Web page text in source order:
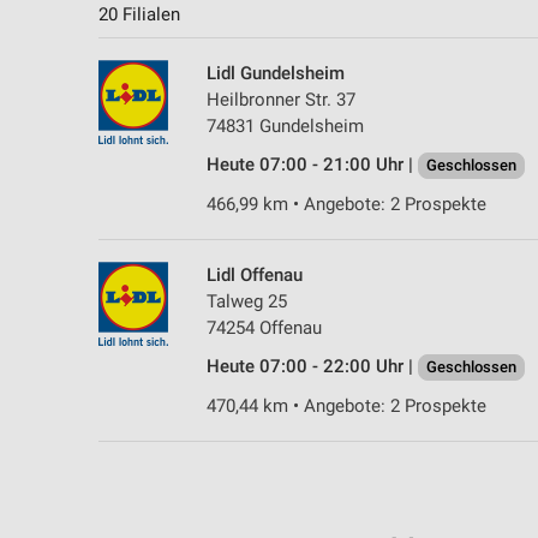
20 Filialen
Lidl Gundelsheim
Heilbronner Str. 37
74831 Gundelsheim
Heute 07:00 - 21:00 Uhr |
Geschlossen
466,99 km • Angebote: 2 Prospekte
Lidl Offenau
Talweg 25
74254 Offenau
Heute 07:00 - 22:00 Uhr |
Geschlossen
470,44 km • Angebote: 2 Prospekte